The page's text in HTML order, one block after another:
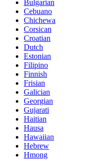
Bulgarian
Cebuano
Chichewa
Corsican
Croatian
Dutch
Estonian
Filipino
Finnish
Frisian
Galician
Georgian
Gujarati
Haitian
Hausa
Hawaiian
Hebrew
Hmong